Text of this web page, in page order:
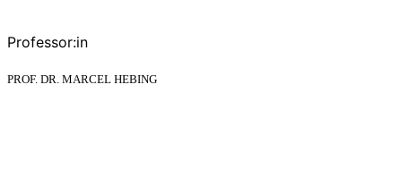
Professor:in
PROF. DR. MARCEL HEBING